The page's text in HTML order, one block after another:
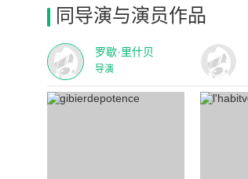
同导演与演员作品
罗歇·里什贝
导演